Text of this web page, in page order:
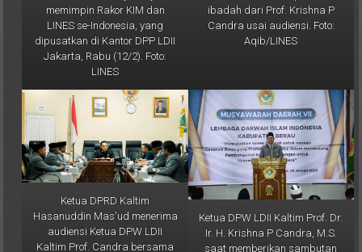
LINES se-Indonesia, yang
dipusatkan di Kantor DPP LDII
Jakarta, Rabu (12/2). Foto:
LINES
Candra usai audiensi. Foto:
Aqib/LINES
Ketua DPRD Kaltim
Hasanuddin Mas'ud menerima
audiensi Ketua DPW LDII
Kaltim Prof. Candra bersama
pengurus lainnya. Foto:
Ketua DPW LDII Kaltim Prof. Dr.
Ir. H. Krishna P Candra, M.S.
saat memberikan sambutan
pada Musda ke-7 DPD LDII